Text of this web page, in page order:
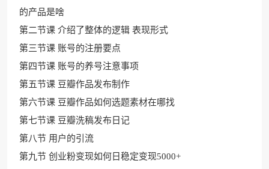
的产品是啥
第二节课 介绍了整体的逻辑 表现形式
第三节课 账号的注册要点
第四节课 账号的养号注意事项
第五节课 豆瓣作品发布制作
第六节课 豆瓣作品如何选题素材在哪找
第七节课 豆瓣洗稿发布日记
第八节 用户的引流
第九节 创业粉变现如何日稳定变现5000+